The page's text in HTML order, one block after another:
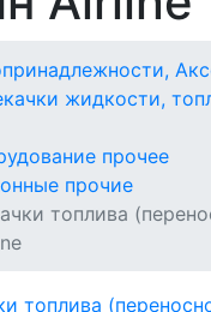
жидкости,
прочее
прочие
топлива